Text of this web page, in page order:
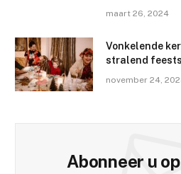
maart 26, 2024
Vonkelende
stralend
november 24,
Abonneer u